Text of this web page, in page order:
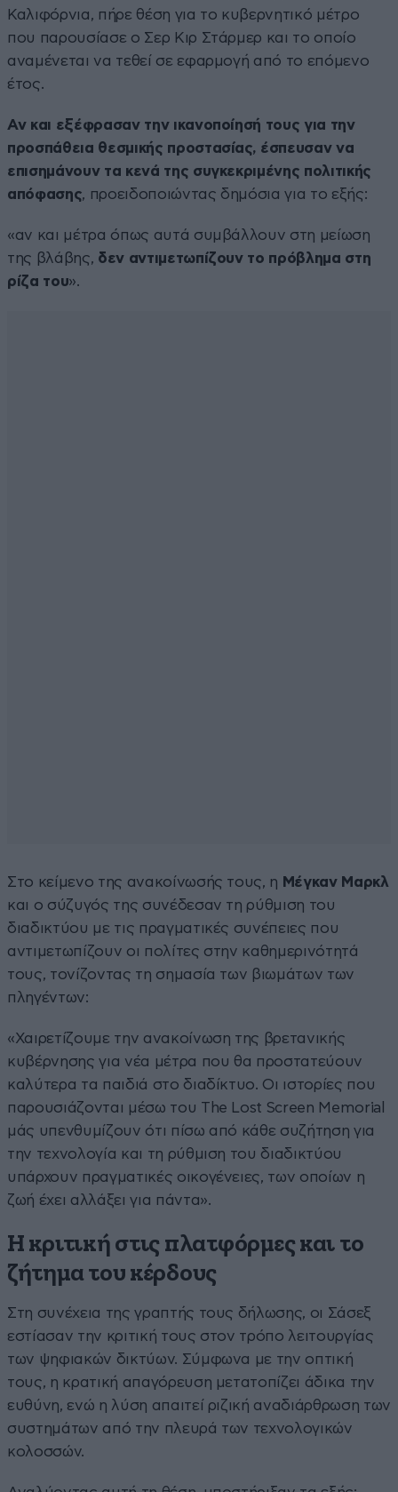
Καλιφόρνια, πήρε θέση για το κυβερνητικό μέτρο
που παρουσίασε ο Σερ Κιρ Στάρμερ και το οποίο
αναμένεται να τεθεί σε εφαρμογή από το επόμενο
έτος.
Αν και εξέφρασαν την ικανοποίησή τους για την
προσπάθεια θεσμικής προστασίας, έσπευσαν να
επισημάνουν τα κενά της συγκεκριμένης πολιτικής
απόφασης, προειδοποιώντας δημόσια για το εξής:
«αν και μέτρα όπως αυτά συμβάλλουν στη μείωση
της βλάβης, δεν αντιμετωπίζουν το πρόβλημα στη
ρίζα του».
Στο κείμενο της ανακοίνωσής τους, η Μέγκαν Μαρκλ
και ο σύζυγός της συνέδεσαν τη ρύθμιση του
διαδικτύου με τις πραγματικές συνέπειες που
αντιμετωπίζουν οι πολίτες στην καθημερινότητά
τους, τονίζοντας τη σημασία των βιωμάτων των
πληγέντων:
«Χαιρετίζουμε την ανακοίνωση της βρετανικής
κυβέρνησης για νέα μέτρα που θα προστατεύουν
καλύτερα τα παιδιά στο διαδίκτυο. Οι ιστορίες που
παρουσιάζονται μέσω του The Lost Screen Memorial
μάς υπενθυμίζουν ότι πίσω από κάθε συζήτηση για
την τεχνολογία και τη ρύθμιση του διαδικτύου
υπάρχουν πραγματικές οικογένειες, των οποίων η
ζωή έχει αλλάξει για πάντα».
Η κριτική στις πλατφόρμες και το
ζήτημα του κέρδους
Στη συνέχεια της γραπτής τους δήλωσης, οι Σάσεξ
εστίασαν την κριτική τους στον τρόπο λειτουργίας
των ψηφιακών δικτύων. Σύμφωνα με την οπτική
τους, η κρατική απαγόρευση μετατοπίζει άδικα την
ευθύνη, ενώ η λύση απαιτεί ριζική αναδιάρθρωση των
συστημάτων από την πλευρά των τεχνολογικών
κολοσσών.